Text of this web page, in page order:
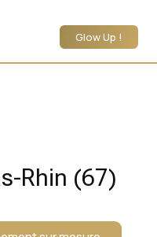
Glow Up !
Rhin (67)